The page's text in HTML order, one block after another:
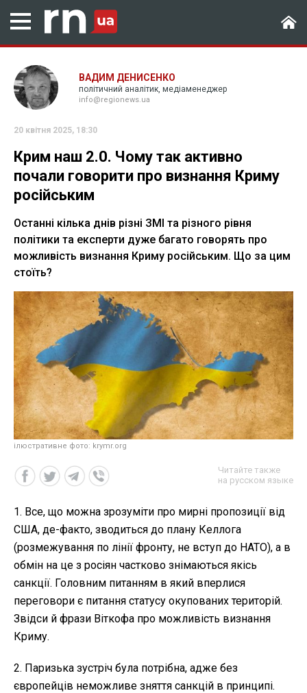
ВАДИМ ДЕНИСЕНКО
політичний аналітик, медіаменеджер
info@regionews.ua
20 квітня 2025, 18:30
Крим наш 2.0. Чому так активно
почали говорити про визнання Криму
російським
Останні кілька днів різні ЗМІ та різного рівня
політики та експерти дуже багато говорять про
можливість визнання Криму російським. Що за цим
стоїть?
ілюстративне фото: krymr.org
Читайте также
на русском языке
1. Все, що можна зрозуміти про мирні пропозиції від
США, де-факто, зводиться до плану Келлога
(розмежування по лінії фронту, не вступ до НАТО), а в
обмін на це з росіян частково знімаються якісь
санкції. Головним питанням в який вперлися
переговори є питання статусу окупованих територій.
Звідси й фрази Віткофа про можливість визнання
Криму.
2. Паризька зустріч була потрібна, адже без
європейців неможливе зняття санкцій в принципі.